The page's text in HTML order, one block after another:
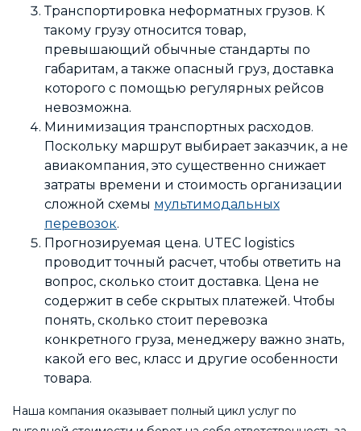
Транспортировка неформатных грузов. К
такому грузу относится товар,
превышающий обычные стандарты по
габаритам, а также опасный груз, доставка
которого с помощью регулярных рейсов
невозможна.
Минимизация транспортных расходов.
Поскольку маршрут выбирает заказчик, а не
авиакомпания, это существенно снижает
затраты времени и стоимость организации
сложной схемы мультимодальных
перевозок.
Прогнозируемая цена. UTEC logistics
проводит точный расчет, чтобы ответить на
вопрос, сколько стоит доставка. Цена не
содержит в себе скрытых платежей. Чтобы
понять, сколько стоит перевозка
конкретного груза, менеджеру важно знать,
какой его вес, класс и другие особенности
товара.
Наша компания оказывает полный цикл услуг по